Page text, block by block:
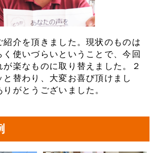
紹介を頂きました。現状のものは
使いづらいということで、今回
楽なものに取り替えました。２
と替わり、大変お喜び頂けまし
がとうございました。